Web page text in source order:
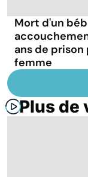
Mort d'un
ans de
femme
Plus de